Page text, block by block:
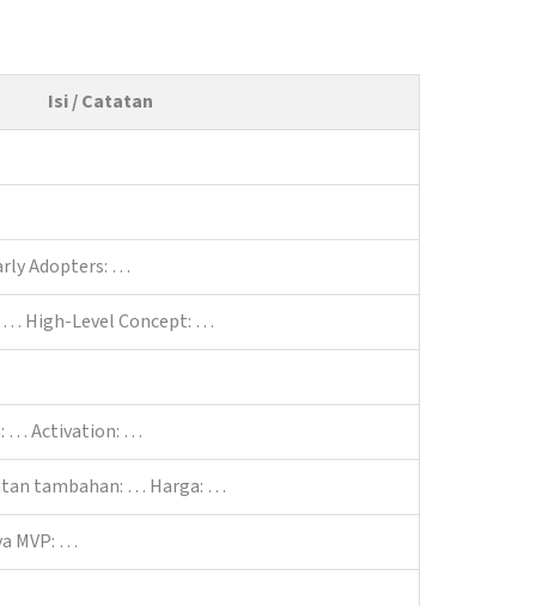
Isi / Catatan
Adopters: …
… High-Level Concept: …
… Activation: …
tambahan: … Harga: …
MVP: …